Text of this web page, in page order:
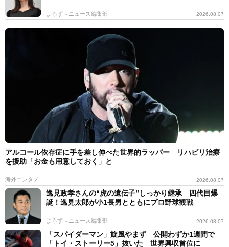
よろず～ニュース編集部 2026.08.07
アルコール依存症に手を差し伸べた世界的ラッパー リハビリ治療
を援助「お金も用意しておく」と
海外エンタメ 2026.08.07
逸見政孝さんの“虎の遺伝子”しっかり継承 四代目爆
誕！逸見太郎が小1長男とともにプロ野球観戦
よろず～ニュース編集部 2026.08.07
「スパイダーマン」旋風やまず 公開わずか1週間で
「トイ・ストーリー5」抜いた 世界興収首位に